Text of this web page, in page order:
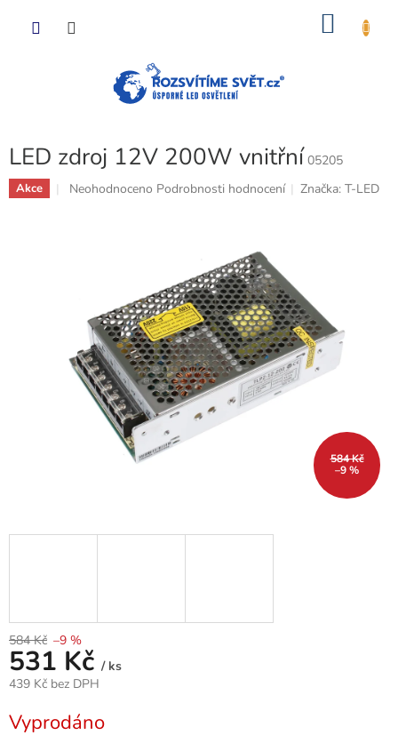
LED zdroj 12V 200W vnitřní 05205
Akce
Průměrné
hvězdiček.
Neohodnoceno Podrobnosti hodnocení Značka:T-LED
584 Kč
–9 %
584 Kč –9 %
531 Kč / ks
439 Kč bez DPH
cena:
Vyprodáno